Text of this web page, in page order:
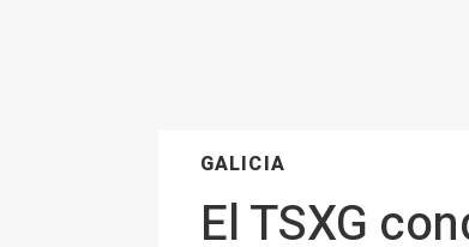
GALICIA
El TSXG